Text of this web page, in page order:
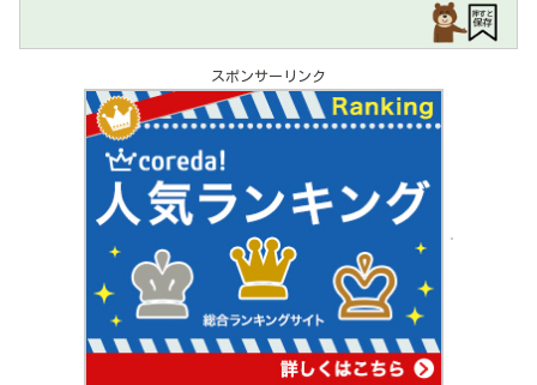
スポンサーリンク